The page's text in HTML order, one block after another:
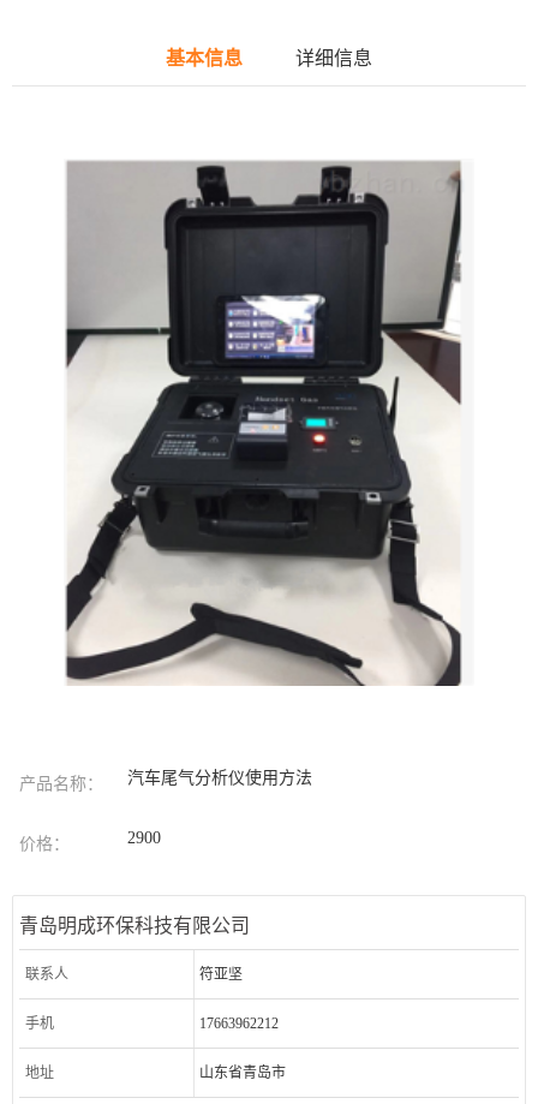
基本信息 详细信息
产品名称： 汽车尾气分析仪使用方法
价格： 2900
青岛明成环保科技有限公司
联系人 符亚坚
手机 17663962212
地址 山东省青岛市